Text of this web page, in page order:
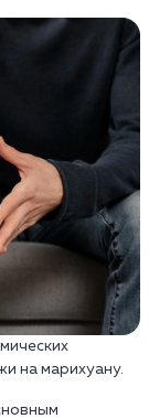
на марихуану.